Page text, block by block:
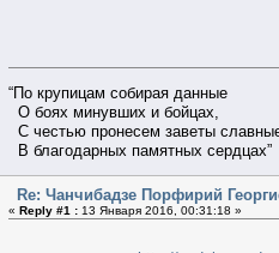
“По крупицам собирая данные
О боях минувших и бойцах,
С честью пронесем заветы
В благодарных памятных сердцах”
Re: Чанчибадзе Порфирий
«Reply #1 : 13 Января 2016, 00:31:18 »